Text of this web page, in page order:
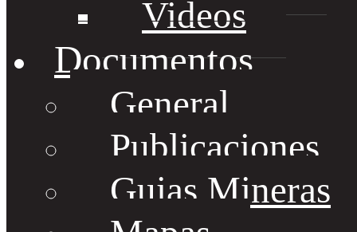
Videos
Documentos
General
Publicaciones
Guias Mineras